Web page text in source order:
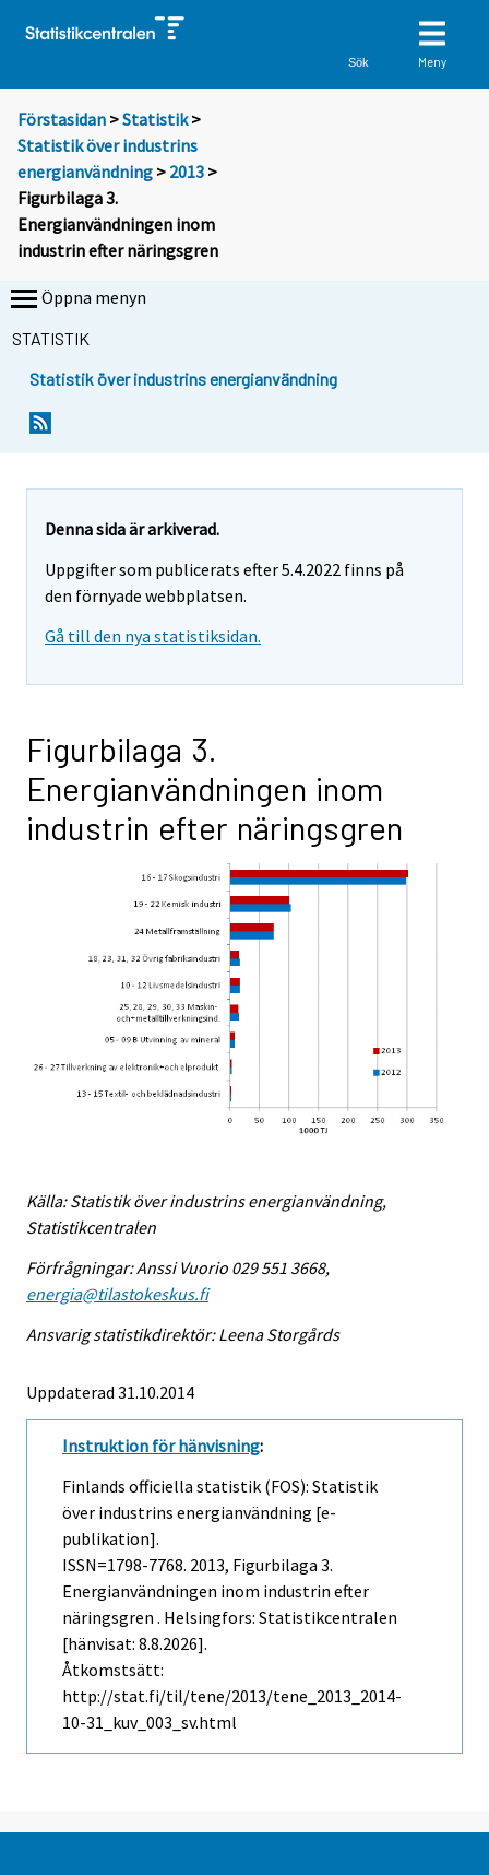
Sök Meny
Förstasidan >Statistik >
Statistik över industrins
energianvändning > 2013 >
Figurbilaga 3.
Energianvändningen inom
industrin efter näringsgren
Öppna menyn
STATISTIK
Statistik över industrins energianvändning
Denna sida är arkiverad.
Uppgifter som publicerats efter 5.4.2022 finns på
den förnyade webbplatsen.
Gå till den nya statistiksidan.
Figurbilaga 3.
Energianvändningen inom
industrin efter näringsgren
Källa: Statistik över industrins energianvändning,
Statistikcentralen
Förfrågningar: Anssi Vuorio 029 551 3668,
energia@tilastokeskus.fi
Ansvarig statistikdirektör: Leena Storgårds
Uppdaterad 31.10.2014
Instruktion för hänvisning:
Finlands officiella statistik (FOS): Statistik
över industrins energianvändning [e-
publikation].
ISSN=1798-7768. 2013, Figurbilaga 3.
Energianvändningen inom industrin efter
näringsgren . Helsingfors: Statistikcentralen
[hänvisat: 8.8.2026].
Åtkomstsätt:
http://stat.fi/til/tene/2013/tene_2013_2014-
10-31_kuv_003_sv.html